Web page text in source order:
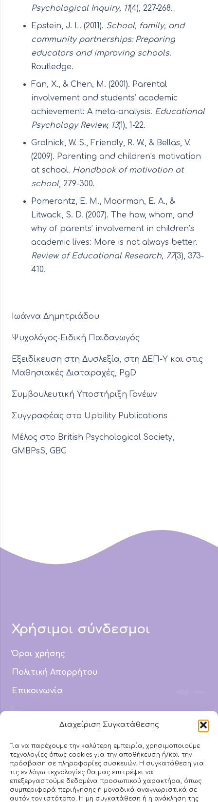
Διαχείριση Συγκατάθεσης
Για να παρέχουμε την καλύτερη εμπειρία, χρησιμοποιούμε
τεχνολογίες όπως cookies για την αποθήκευση ή/και την
πρόσβαση σε πληροφορίες συσκευών. Η συγκατάθεση για
τις εν λόγω τεχνολογίες θα μας επιτρέψει να
επεξεργαστούμε δεδομένα προσωπικού χαρακτήρα, όπως
συμπεριφορά περιήγησης ή μοναδικά αναγνωριστικά σε
αυτόν τον ιστότοπο. Η μη συγκατάθεση ή η ανάκληση της
Psychological Inquiry, 11(4), 227-268.
Epstein, J. L. (2011). School, family, and
community partnerships: Preparing
educators and improving schools.
Routledge.
Fan, X., & Chen, M. (2001). Parental
involvement and students’ academic
achievement: A meta-analysis. Educational
Psychology Review, 13(1), 1-22.
Grolnick, W. S., Friendly, R. W., & Bellas, V.
(2009). Parenting and children’s motivation
at school. Handbook of motivation at
school, 279-300.
Pomerantz, E. M., Moorman, E. A., &
Litwack, S. D. (2007). The how, whom, and
why of parents’ involvement in children’s
academic lives: More is not always better.
Review of Educational Research, 77(3), 373-
410.
Ιωάννα Δημητριάδου
Ψυχολόγος-Ειδική Παιδαγωγός
Εξειδίκευση στη Δυσλεξία, στη ΔΕΠ-Υ και στις
Μαθησιακές Διαταραχές, PgD
Συμβουλευτική Υποστήριξη Γονέων
Συγγραφέας στο Upbility Publications
Μέλος στο British Psychological Society,
GMBPsS, GBC
Χρήσιμοι σύνδεσμοι
Όροι χρήσης
Πολιτική Απορρήτου
Επικοινωνία
Email Address
Τηλέφωνο
693 742 3882